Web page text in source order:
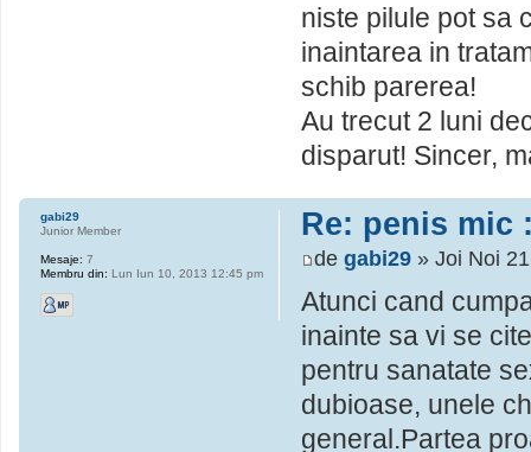
niste pilule pot sa
inaintarea in
schib parerea!
Au trecut 2 luni
disparut! Sincer,
Re: penis mic
de gabi29 » Joi Noi
Atunci cand
inainte sa vi se
pentru sanatate
dubioase, unele
general.Partea
gabi29
Junior Member
Mesaje: 7
Membru din: Lun Iun 10, 2013 12:45 pm